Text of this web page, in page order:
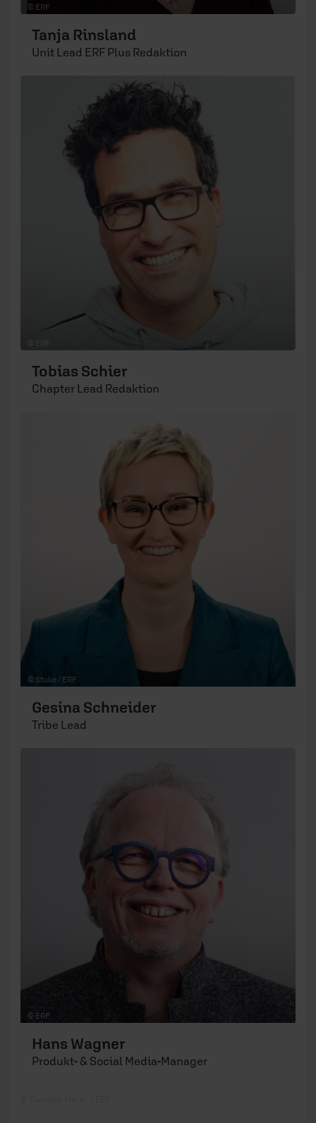
© ERF
Tanja Rinsland
Unit Lead ERF Plus Redaktion
Tobias Schier
Chapter Lead Redaktion
© Stuke / ERF
Gesina Schneider
Tribe Lead
© ERF
Hans Wagner
Produkt- & Social Media-Manager